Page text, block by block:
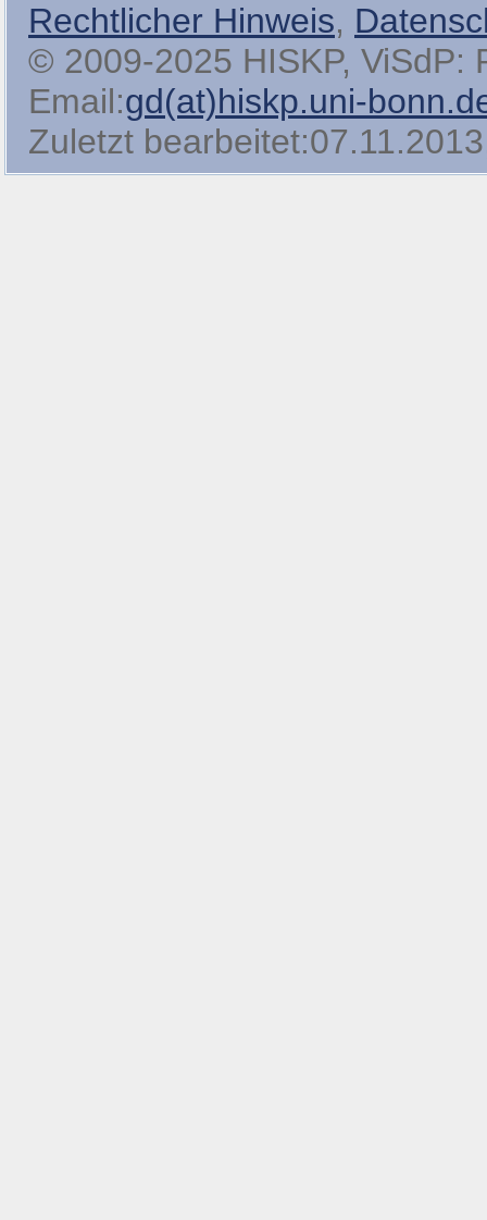
Rechtlicher Hinweis,
© 2009-2025 HISKP, ViSdP:
Email:gd(at)hiskp.uni-
Zuletzt